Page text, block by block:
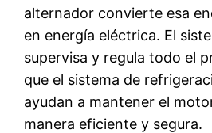
alternador convierte esa
en energía eléctrica. El
supervisa y regula todo el
que el sistema de
ayudan a mantener el
manera eficiente y segura.